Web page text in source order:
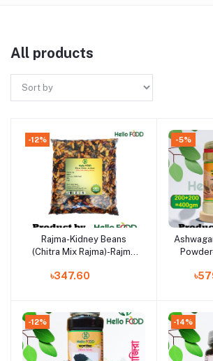
All products
-12%
Add to cart
Rajma-Kidney Beans
(Chitra Mix Rajma)-Rajma
৳347.60
-5%
-12% -14%